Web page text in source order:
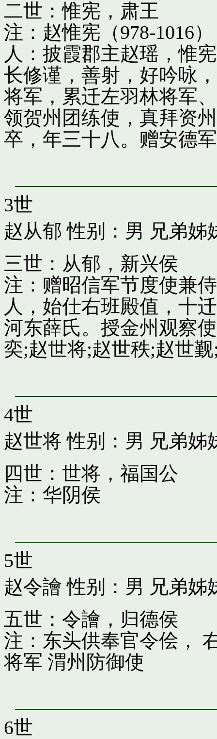
二世：惟宪，肃王
注：赵惟宪（978-1016
人：披霞郡主赵瑶，惟
长修谨，善射，好吟咏
将军，累迁左羽林将军
领贺州团练使，真拜资
卒，年三十八。赠安德
3世
赵从郁 性别：男 兄弟姊
三世：从郁，新兴侯
注：赠昭信军节度使兼
人，始仕右班殿值，十
河东薛氏。授金州观察
奕;赵世将;赵世秩;赵世
4世
赵世将 性别：男 兄弟姊
四世：世将，福国公
注：华阴侯
5世
赵令譮 性别：男 兄弟姊
五世：令譮，归德侯
注：东头供奉官令侩，
将军 渭州防御使
6世